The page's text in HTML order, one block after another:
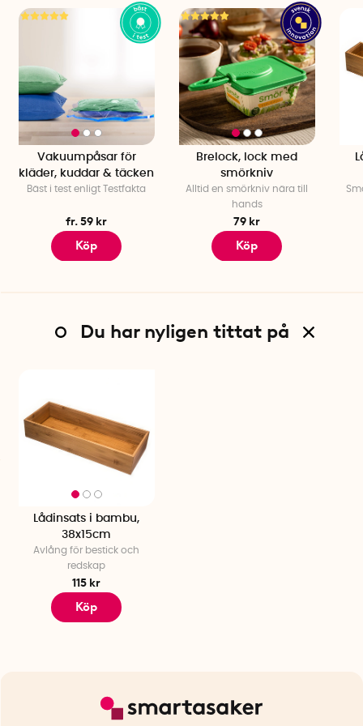
Material: Bambu
Vakuumpåsar för
kläder, kuddar & täcken
Bäst i test enligt Testfakta
fr. 59 kr
Köp
Brelock, lock med
smörkniv
Alltid en smörkniv nära till
hands
79 kr
Köp
Du har nyligen tittat på
Lådinsats i bambu,
38x15cm
Avlång för bestick och
redskap
115 kr
Köp